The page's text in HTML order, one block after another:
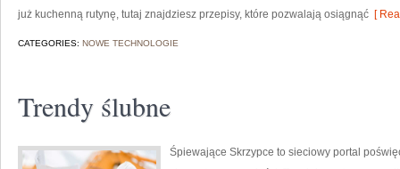
już kuchenną rutynę, tutaj znajdziesz przepisy, które pozwalają osiągnąć [
CATEGORIES: NOWE TECHNOLOGIE
Trendy ślubne
Śpiewające Skrzypce to sieciowy portal